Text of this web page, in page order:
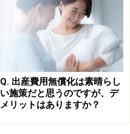
Q. 出産費用無償化は素晴らし
い施策だと思うのですが、デ
メリットはありますか？